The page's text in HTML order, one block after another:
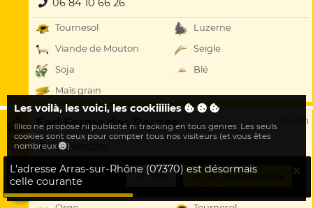
06 84 10 66 26
Tournesol
Luzerne
Viande de Mouton
Seigle
Soja
Blé
Maïs grain
Earl Ferme des Routes 30km
Les Routes
26300 Bésayes
Avoine
L'adresse Arras-sur-Rhône (07370) est désormais
celle courante
Les voilà, les voici, les cookiiiiies
Illico ne propose ni publicité ni tracking en tous genres. Les seuls
cookies sont ceux pour compter tous nos visiteurs (et vous êtes
nombreux
).
Non Ok, pas de soucis